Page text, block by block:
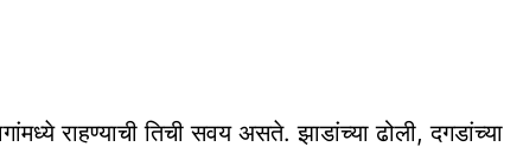
राहण्याची तिची सवय असते. झाडांच्या ढोली, दगडांच्या